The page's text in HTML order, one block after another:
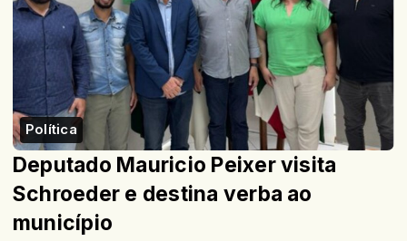
Política
Deputado Mauricio Peixer visita
Schroeder e destina verba ao
município